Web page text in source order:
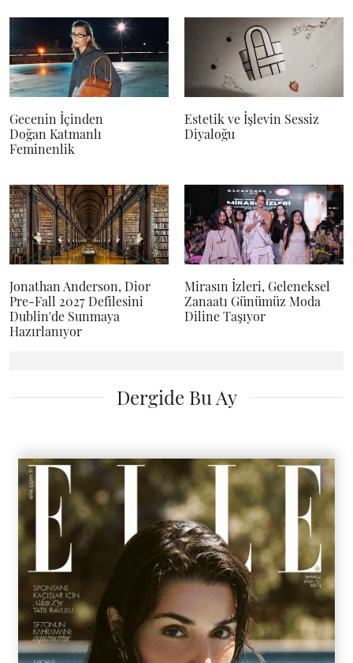
Gecenin İçinden
Doğan Katmanlı
Feminenlik
Estetik ve İşlevin Sessiz
Diyaloğu
Jonathan Anderson, Dior
Pre-Fall 2027 Defilesini
Dublin'de Sunmaya
Hazırlanıyor
Mirasın İzleri, Geleneksel
Zanaatı Günümüz Moda
Diline Taşıyor
Dergide Bu Ay